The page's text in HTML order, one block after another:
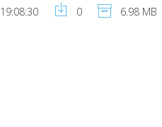
0 6.98 MB